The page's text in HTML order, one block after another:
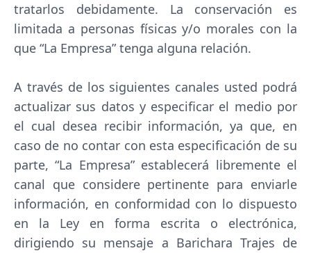
tratarlos debidamente. La conservación es
limitada a personas físicas y/o morales con la
que “La Empresa” tenga alguna relación.
A través de los siguientes canales usted podrá
actualizar sus datos y especificar el medio por
el cual desea recibir información, ya que, en
caso de no contar con esta especificación de su
parte, “La Empresa” establecerá libremente el
canal que considere pertinente para enviarle
información, en conformidad con lo dispuesto
en la Ley en forma escrita o electrónica,
dirigiendo su mensaje a Barichara Trajes de